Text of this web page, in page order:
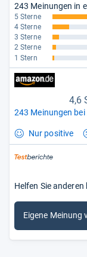
243 Meinungen in
5 Sterne
4 Sterne
3 Sterne
2 Sterne
1 Stern
4,6
243 Meinungen
Nur positive
Helfen Sie
Eigene Meinung